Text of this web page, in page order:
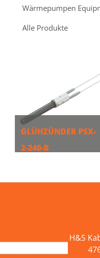
Wärmepumpen
Alle Produkte
GLÜHZÜNDER PSX-
2-240-B
H&S